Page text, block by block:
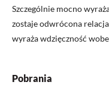
Szczególnie mocno
zostaje odwrócona
wyraża wdzięczność
Pobrania